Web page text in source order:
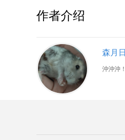
作者介绍
森月
沖沖沖